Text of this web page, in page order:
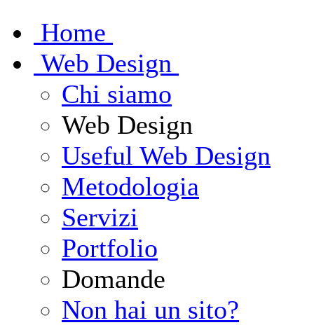
Home
Web Design
Chi siamo
Web Design
Useful Web Design
Metodologia
Servizi
Portfolio
Domande
Non hai un sito?